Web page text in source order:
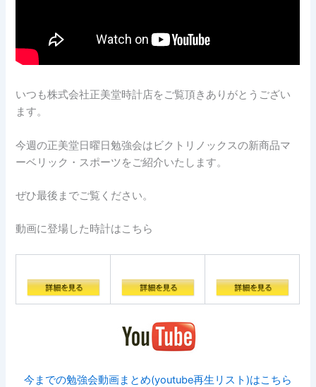
いつも株式会社正美堂時計店をご覧頂きありがとうござい
ます。
今週の正美堂日曜日勉強会はビクトリノックスの新商品マ
ーベリック・スポーツをご紹介いたします。
ぜひ最後までご覧ください。
動画に登場した時計はこちら
今までの勉強会動画まとめ(youtube再生リスト)はこちら